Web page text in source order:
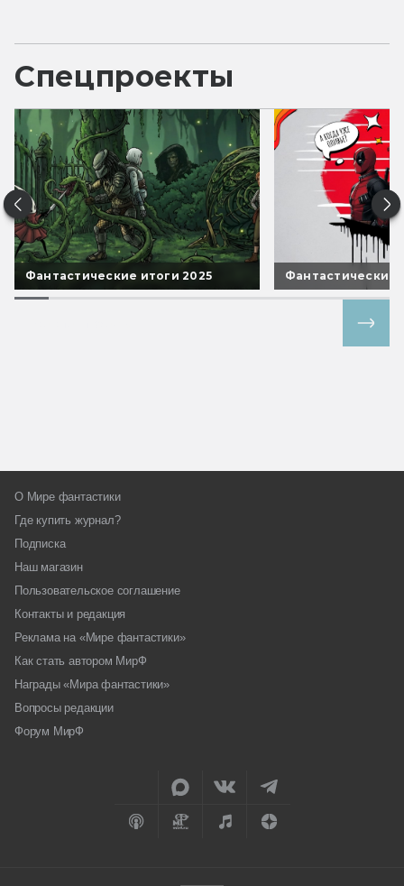
Спецпроекты
Фантастические итоги 2025 Фантастические
О Мире фантастики
Где купить журнал?
Подписка
Наш магазин
Пользовательское соглашение
Контакты и редакция
Реклама на «Мире фантастики»
Как стать автором МирФ
Награды «Мира фантастики»
Вопросы редакции
Форум МирФ